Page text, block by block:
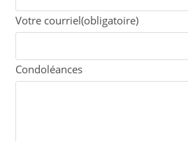
Votre courriel(obligatoire)
Condoléances